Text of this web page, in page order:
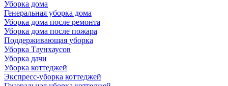
Уборка дома
Генеральная уборка дома
Уборка дома после ремонта
Уборка дома после пожара
Поддерживающая уборка
Уборка Таунхаусов
Уборка дачи
Уборка коттеджей
Экспресс-уборка коттеджей